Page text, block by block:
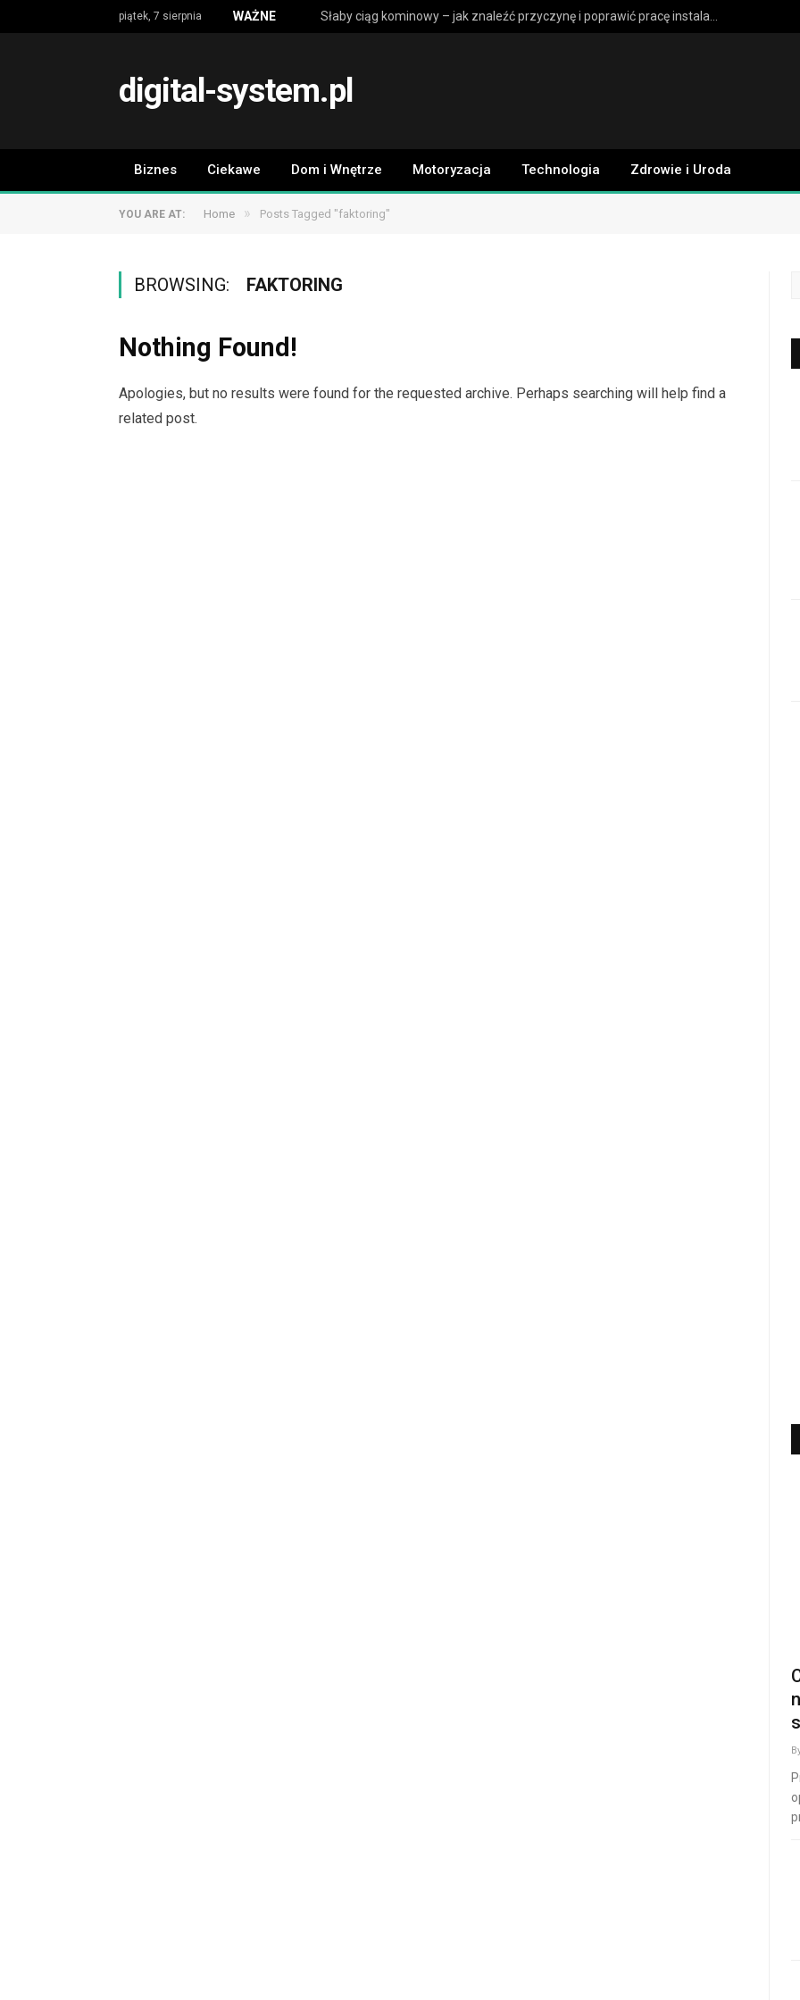
piątek, 7 sierpnia WAŻNE Słaby ciąg kominowy – jak znaleźć przyczynę i poprawić pracę instalacji?
digital-system.pl
Biznes Ciekawe Dom i Wnętrze Motoryzacja Technologia Zdrowie i Uroda
YOU ARE AT: Home » Posts Tagged "faktoring"
BROWSING: FAKTORING
Nothing Found!
Apologies, but no results were found for the requested archive. Perhaps searching will help find a
related post.